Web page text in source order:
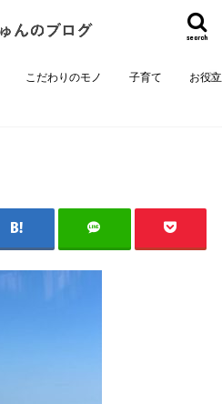
search
こだわりのモノ 子育て お役